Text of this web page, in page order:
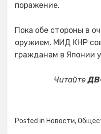
поражение.
Пока обе стороны в
оружием, МИД КНР
гражданам в Японии
Читайте
Posted in Новости,